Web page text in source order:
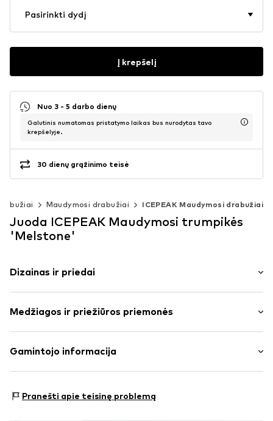
Pasirinkti dydį
Į krepšelį
Nuo 3 - 5 darbo dienų
Galutinis numatomas pristatymo laikas bus nurodytas tavo
krepšelyje.
30 dienų grąžinimo teisė
Maudymosi drabužiai ICEPEAK Maudymosi drabužiai
Juoda ICEPEAK Maudymosi trumpikės
'Melstone'
Dizainas ir priedai
To paties tono atspalvių siūlės
Medžiagos ir priežiūros priemonės
Išorinė medžiaga: 100% Poliesteris – PES
Gamintojo informacija
PL 55
Pranešti apie teisinę problemą